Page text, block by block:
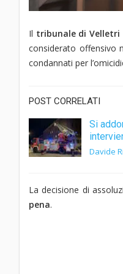
Il tribunale di Velletri
considerato offensivo
condannati per
POST CORRELATI
Si
Davide
La decisione di
pena.